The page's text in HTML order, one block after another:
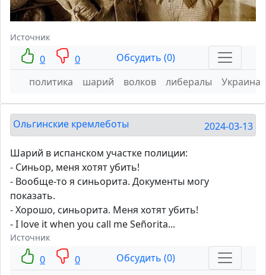
Источник
0 0
Обсудить (0)
политика
шарий волков либералы Украина
Ольгинские кремлеботы 2024-03-13
Шарий в испанском участке полиции:
- Синьор, меня хотят убить!
- Вообще-то я синьорита. Документы могу
показать.
- Хорошо, синьорита. Меня хотят убить!
- I love it when you call me Señorita...
Источник
0 0
Обсудить (0)